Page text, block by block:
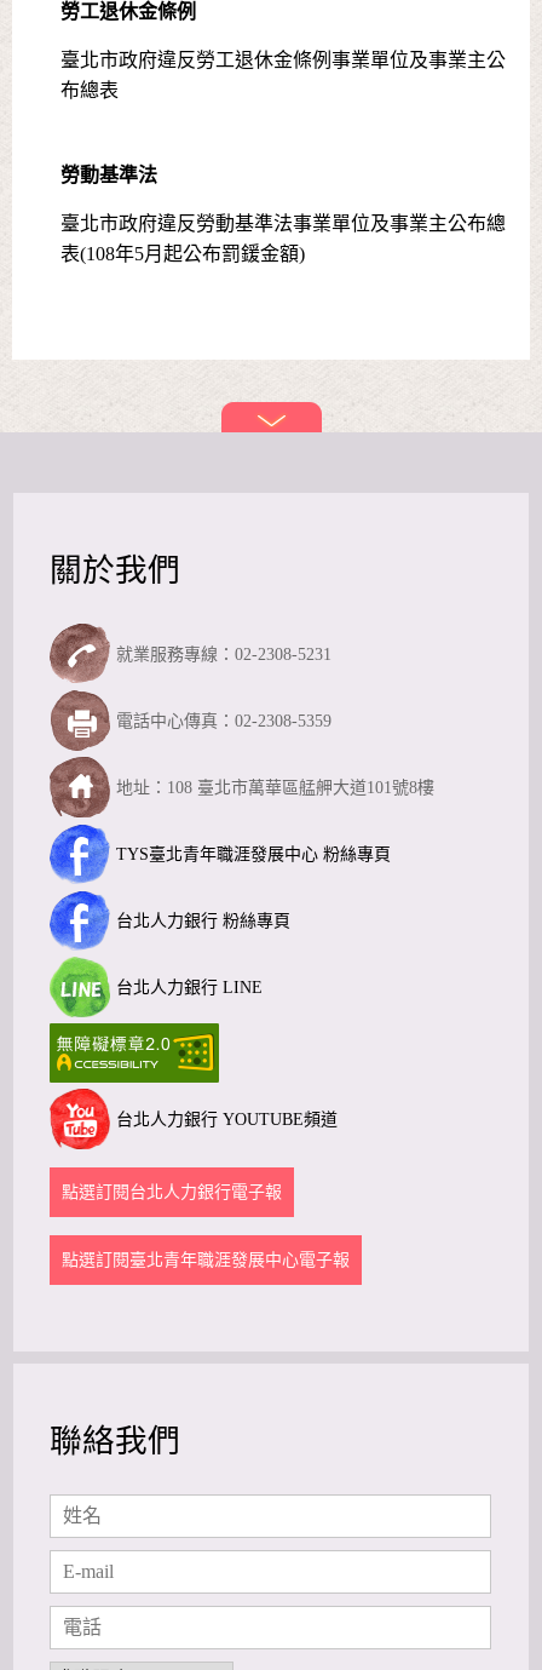
勞工退休金條例
臺北市政府違反勞工退休金條例事業單位及事業主公
布總表
勞動基準法
臺北市政府違反勞動基準法事業單位及事業主公布總
表(108年5月起公布罰鍰金額)
關於我們
就業服務專線：02-2308-5231
TYS臺北青年職涯發展中心 粉絲專頁
電話中心傳真：02-2308-5359
台北人力銀行 粉絲專頁
地址：108 臺北市萬華區艋舺大道101號8樓
台北人力銀行 LINE
台北人力銀行 YOUTUBE頻道
點選訂閱台北人力銀行電子報
點選訂閱臺北青年職涯發展中心電子報
聯絡我們